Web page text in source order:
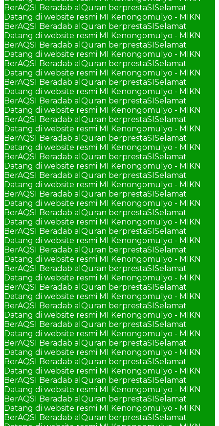
BerAQSI Beradab alQuran berprestaSISelamat
Datang di website resmi MI Kenongomulyo - MIKN
BerAQSI Beradab alQuran berprestaSISelamat
Datang di website resmi MI Kenongomulyo - MIKN
BerAQSI Beradab alQuran berprestaSISelamat
Datang di website resmi MI Kenongomulyo - MIKN
BerAQSI Beradab alQuran berprestaSISelamat
Datang di website resmi MI Kenongomulyo - MIKN
BerAQSI Beradab alQuran berprestaSISelamat
Datang di website resmi MI Kenongomulyo - MIKN
BerAQSI Beradab alQuran berprestaSISelamat
Datang di website resmi MI Kenongomulyo - MIKN
BerAQSI Beradab alQuran berprestaSISelamat
Datang di website resmi MI Kenongomulyo - MIKN
BerAQSI Beradab alQuran berprestaSISelamat
Datang di website resmi MI Kenongomulyo - MIKN
BerAQSI Beradab alQuran berprestaSISelamat
Datang di website resmi MI Kenongomulyo - MIKN
BerAQSI Beradab alQuran berprestaSISelamat
Datang di website resmi MI Kenongomulyo - MIKN
BerAQSI Beradab alQuran berprestaSISelamat
Datang di website resmi MI Kenongomulyo - MIKN
BerAQSI Beradab alQuran berprestaSISelamat
Datang di website resmi MI Kenongomulyo - MIKN
BerAQSI Beradab alQuran berprestaSISelamat
Datang di website resmi MI Kenongomulyo - MIKN
BerAQSI Beradab alQuran berprestaSISelamat
Datang di website resmi MI Kenongomulyo - MIKN
BerAQSI Beradab alQuran berprestaSISelamat
Datang di website resmi MI Kenongomulyo - MIKN
BerAQSI Beradab alQuran berprestaSISelamat
Datang di website resmi MI Kenongomulyo - MIKN
BerAQSI Beradab alQuran berprestaSISelamat
Datang di website resmi MI Kenongomulyo - MIKN
BerAQSI Beradab alQuran berprestaSISelamat
Datang di website resmi MI Kenongomulyo - MIKN
BerAQSI Beradab alQuran berprestaSISelamat
Datang di website resmi MI Kenongomulyo - MIKN
BerAQSI Beradab alQuran berprestaSISelamat
Datang di website resmi MI Kenongomulyo - MIKN
BerAQSI Beradab alQuran berprestaSISelamat
Datang di website resmi MI Kenongomulyo - MIKN
BerAQSI Beradab alQuran berprestaSISelamat
Datang di website resmi MI Kenongomulyo - MIKN
BerAQSI Beradab alQuran berprestaSISelamat